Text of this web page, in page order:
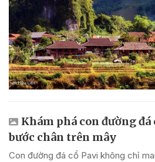
Khám phá con đường đá
bước chân trên mây
Con đường đá cổ Pavi không chỉ